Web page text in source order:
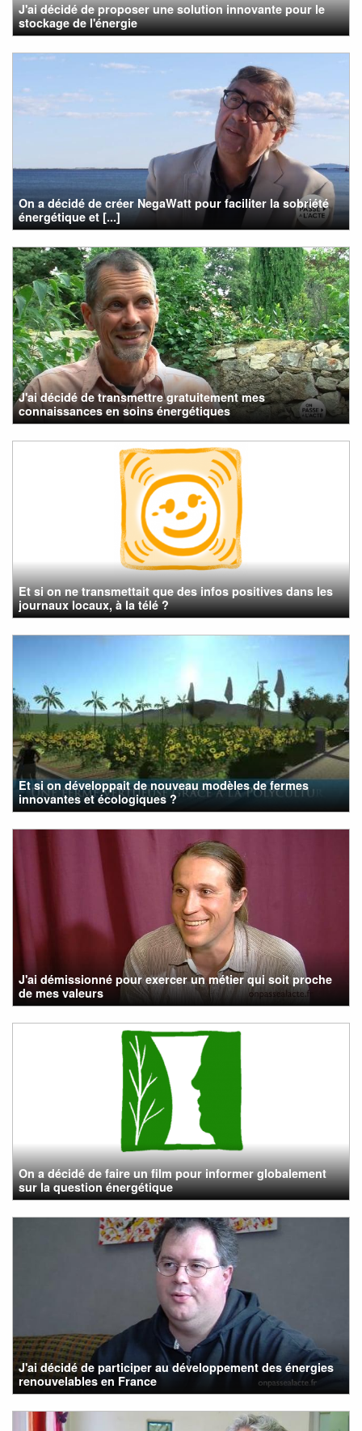
J'ai décidé de proposer une solution innovante pour le
stockage de l'énergie
On a décidé de créer NegaWatt pour faciliter la sobriété
énergétique et [...]
J'ai décidé de transmettre gratuitement mes
connaissances en soins énergétiques
Et si on ne transmettait que des infos positives dans les
journaux locaux, à la télé ?
Et si on développait de nouveau modèles de fermes
innovantes et écologiques ?
J'ai démissionné pour exercer un métier qui soit proche
de mes valeurs
On a décidé de faire un film pour informer globalement
sur la question énergétique
J'ai décidé de participer au développement des énergies
renouvelables en France